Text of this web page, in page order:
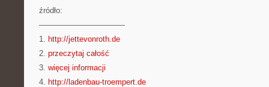
źródło:
———————————
1. http://jettevonroth.de
2. przeczytaj całość
3. więcej informacji
4. http://ladenbau-troempert.de